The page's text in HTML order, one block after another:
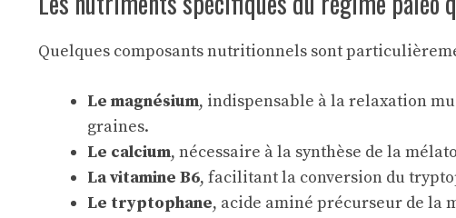
Quelques composants nutritionnels sont
Le magnésium, indispensable à la relaxation
graines.
Le calcium, nécessaire à la synthèse de la
La vitamine B6, facilitant la conversion du
Le tryptophane, acide aminé précurseur de la